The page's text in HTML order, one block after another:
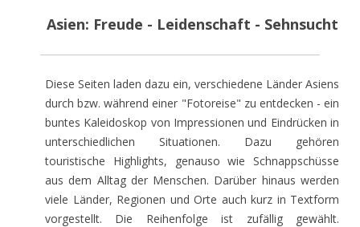
Asien: Freude - Leidenschaft - Sehnsucht
Diese Seiten laden dazu ein, verschiedene Länder Asiens
durch bzw. während einer "Fotoreise" zu entdecken - ein
buntes Kaleidoskop von Impressionen und Eindrücken in
unterschiedlichen Situationen. Dazu gehören
touristische Highlights, genauso wie Schnappschüsse
aus dem Alltag der Menschen. Darüber hinaus werden
viele Länder, Regionen und Orte auch kurz in Textform
vorgestellt. Die Reihenfolge ist zufällig gewählt.